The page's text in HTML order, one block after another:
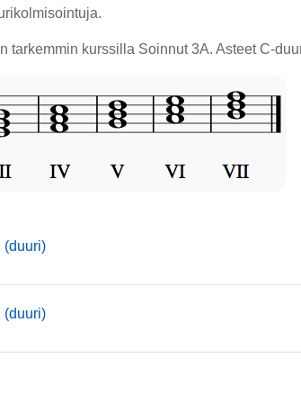
tarkemmin kurssilla Soinnut 3A. Asteet C-
(duuri)mmusic
(duuri)mmusic